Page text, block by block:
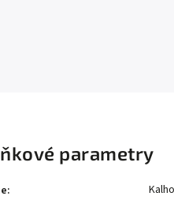
parametry
: